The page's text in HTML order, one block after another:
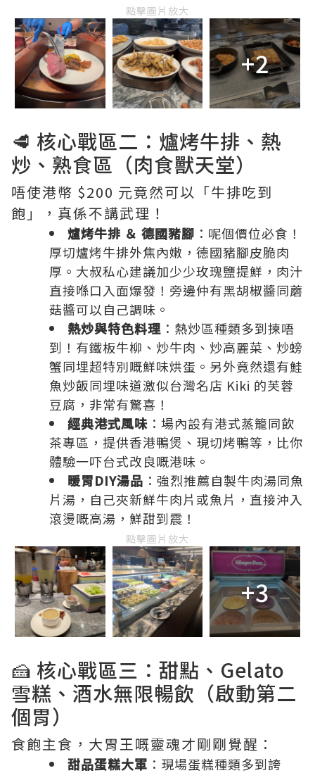
點擊圖片放大
+2
🥩 核心戰區二：爐烤牛排、熱
炒、熟食區（肉食獸天堂）
唔使港幣 $200 元竟然可以「牛排吃到
飽」，真係不講武理！
爐烤牛排 ＆ 德國豬腳 ：呢個價位必食！
厚切爐烤牛排外焦內嫩，德國豬腳皮脆肉
厚。大叔私心建議加少少玫瑰鹽提鮮，肉汁
直接喺口入面爆發！旁邊仲有黑胡椒醬同蘑
菇醬可以自己調味。
熱炒與特色料理 ：熱炒區種類多到揀唔
到！有鐵板牛柳、炒牛肉、炒高麗菜、炒螃
蟹同埋超特別嘅鮮味烘蛋。另外竟然還有鮭
魚炒飯同埋味道激似台灣名店 Kiki 的芙蓉
豆腐，非常有驚喜！
經典港式風味 ：場內設有港式蒸籠同飲
茶專區，提供香港鴨煲、現切烤鴨等，比你
體驗一吓台式改良嘅港味。
暖胃DIY湯品 ：強烈推薦自製牛肉湯同魚
片湯，自己夾新鮮牛肉片或魚片，直接沖入
滾燙嘅高湯，鮮甜到震！
點擊圖片放大
+3
🍰 核心戰區三：甜點、Gelato
雪糕、酒水無限暢飲（啟動第二
個胃）
食飽主食，大胃王嘅靈魂才剛剛覺醒：
甜品蛋糕大軍 ：現場蛋糕種類多到誇